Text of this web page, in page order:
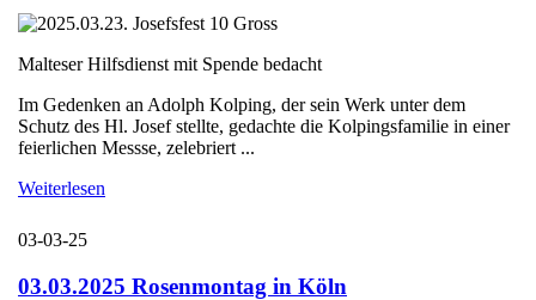
Malteser Hilfsdienst mit Spende bedacht
Im Gedenken an Adolph Kolping, der sein Werk unter dem
Schutz des Hl. Josef stellte, gedachte die Kolpingsfamilie in einer
feierlichen Messse, zelebriert ...
Weiterlesen
03-03-25
03.03.2025 Rosenmontag in Köln